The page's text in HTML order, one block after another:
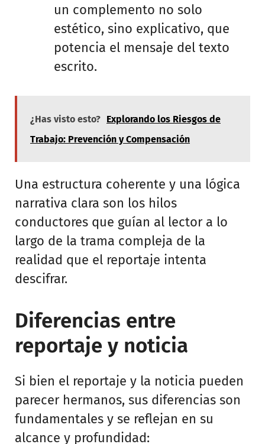
un complemento no solo
estético, sino explicativo, que
potencia el mensaje del texto
escrito.
¿Has visto esto? Explorando los Riesgos de
Trabajo: Prevención y Compensación
Una estructura coherente y una lógica
narrativa clara son los hilos
conductores que guían al lector a lo
largo de la trama compleja de la
realidad que el reportaje intenta
descifrar.
Diferencias entre
reportaje y noticia
Si bien el reportaje y la noticia pueden
parecer hermanos, sus diferencias son
fundamentales y se reflejan en su
alcance y profundidad: